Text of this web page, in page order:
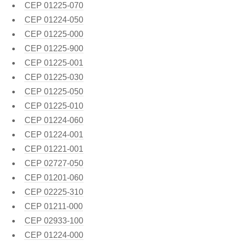
CEP 01225-070
CEP 01224-050
CEP 01225-000
CEP 01225-900
CEP 01225-001
CEP 01225-030
CEP 01225-050
CEP 01225-010
CEP 01224-060
CEP 01224-001
CEP 01221-001
CEP 02727-050
CEP 01201-060
CEP 02225-310
CEP 01211-000
CEP 02933-100
CEP 01224-000